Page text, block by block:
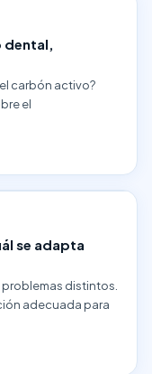
dental,
carbón activo?
el
se adapta
distintos.
adecuada para